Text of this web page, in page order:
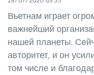
Вьетнам играет
важнейший
нашей планеты.
авторитет, и он
том числе и